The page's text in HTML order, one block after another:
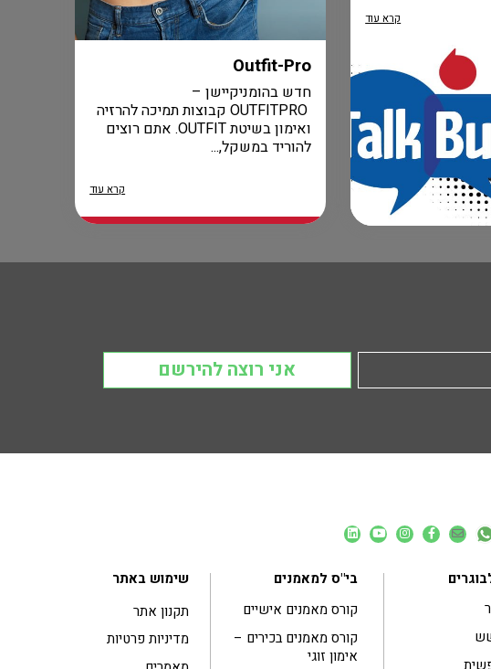
קרא עוד
Outfit-Pro
חדש בהומניקיישן –
OUTFITPRO קבוצות תמיכה להרזיה
ואימון בשיטת OUTFIT. אתם רוצים
להוריד במשקל,...
קרא עוד
אני רוצה להירשם
בי"ס למאמנים
קורס מאמנים אישיים
קורס מאמנים בכירים –
אימון זוגי
שימוש באתר
תקנון אתר
מדיניות פרטיות